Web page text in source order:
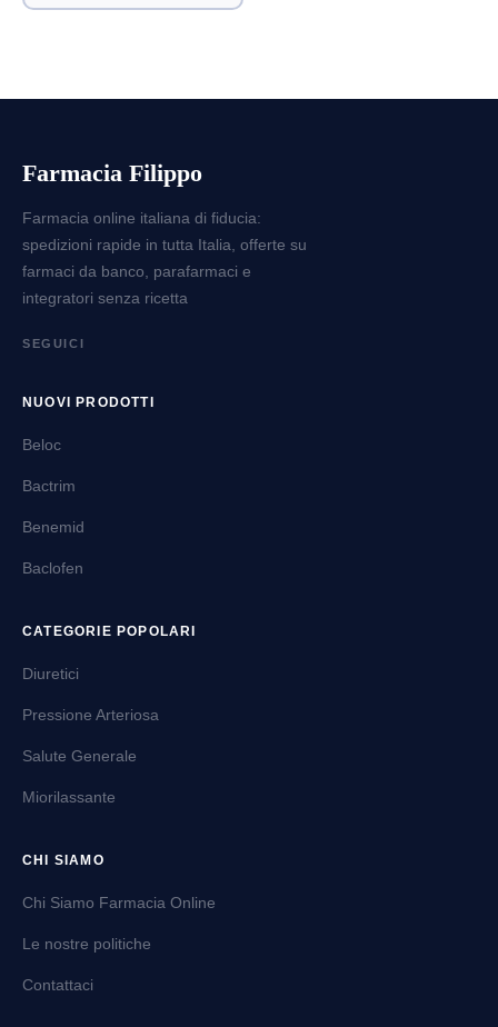
Farmacia Filippo
Farmacia online italiana di fiducia:
spedizioni rapide in tutta Italia, offerte su
farmaci da banco, parafarmaci e
integratori senza ricetta
SEGUICI
NUOVI PRODOTTI
Beloc
Bactrim
Benemid
Baclofen
CATEGORIE POPOLARI
Diuretici
Pressione Arteriosa
Salute Generale
Miorilassante
CHI SIAMO
Chi Siamo Farmacia Online
Le nostre politiche
Contattaci